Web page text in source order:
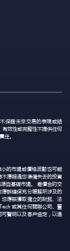
保證未來交易的表現或結
效性或完整性不提供任何
。
的市場或價格波動也可能
應超過您準備失去的投資
自基礎市場。 差價合約交
該確保充分瞭解所涉及的
應該獲取獨立的財務、法
或其任何關聯公司、董
聲明以及客戶協定，以進